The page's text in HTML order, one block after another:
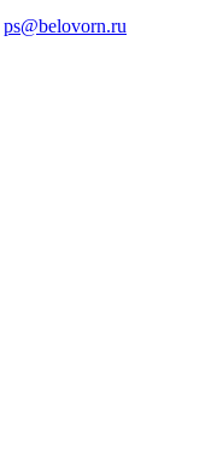
ps@belovorn.ru